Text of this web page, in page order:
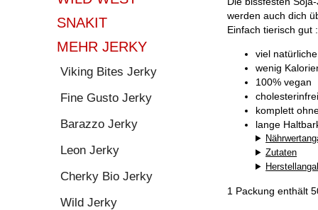
SNAKIT
MEHR JERKY
Viking Bites Jerky
Fine Gusto Jerky
Barazzo Jerky
Leon Jerky
Cherky Bio Jerky
Wild Jerky
werden auch dich
Einfach tierisch gut
viel
wenig
100% vegan
cholesterinfrei
komplett
lange
Zutaten
1 Packung enthält